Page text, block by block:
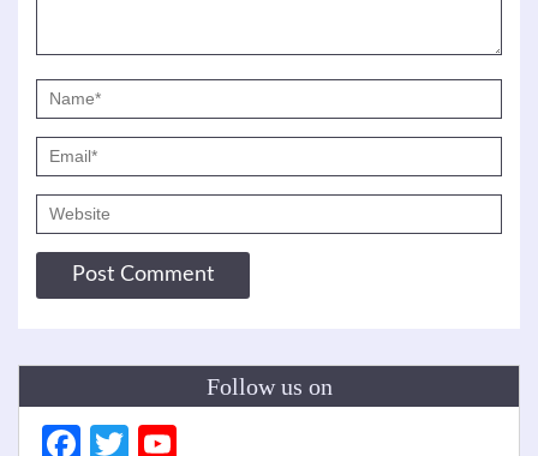
Follow us on
Facebook
Twitter